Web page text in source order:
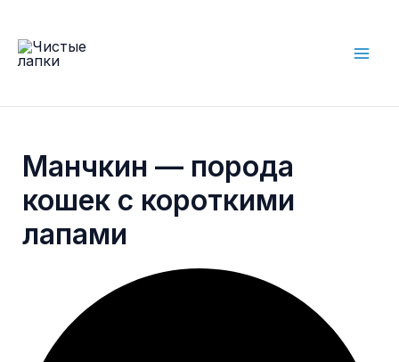
content
Манчкин — порода
кошек с короткими
лапами